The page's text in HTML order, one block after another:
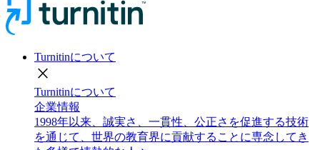
Turnitinについて
close
Turnitinについて
企業情報
1998年以来、誠実さ、一貫性、公正さを促進する技術
を通じて、世界の教育界に貢献することに専念してき